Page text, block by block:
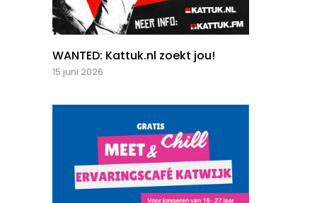
WANTED: Kattuk.nl zoekt jou!
15 juni 2026